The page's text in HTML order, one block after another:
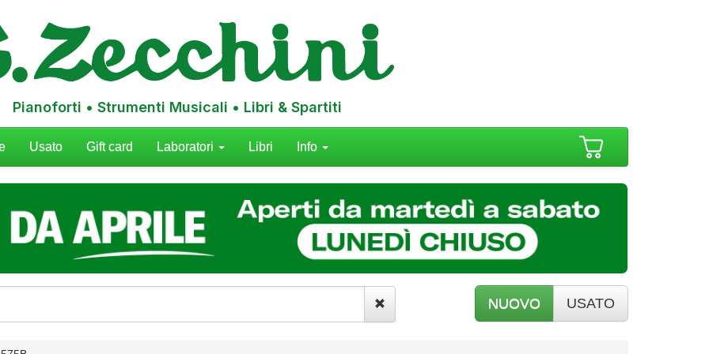
Pianoforti • Strumenti Musicali • Libri & Spartiti
Usato Gift card Laboratori Libri Info
NUOVO USATO